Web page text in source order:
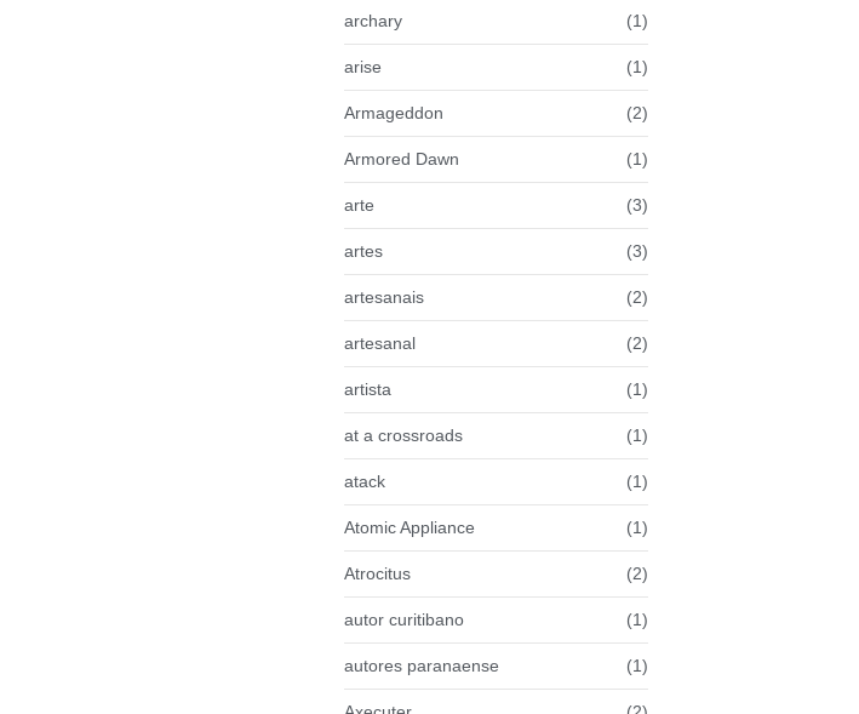
archary (1)
arise (1)
Armageddon (2)
Armored Dawn (1)
arte (3)
artes (3)
artesanais (2)
artesanal (2)
artista (1)
at a crossroads (1)
atack (1)
Atomic Appliance (1)
Atrocitus (2)
autor curitibano (1)
autores paranaense (1)